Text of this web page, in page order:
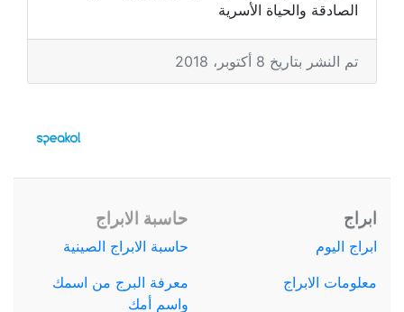
الصادقة والحياة الأسرية
تم النشر بتاريخ 8 أكتوبر، 2018
ابراج
ابراج اليوم
معلومات الابراج
حاسبة الابراج
حاسبة الابراج الصينية
معرفة البرج من اسمك
واسم أمك